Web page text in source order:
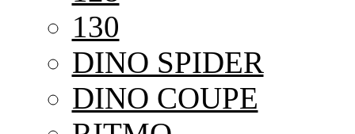
130
DINO SPIDER
DINO COUPE